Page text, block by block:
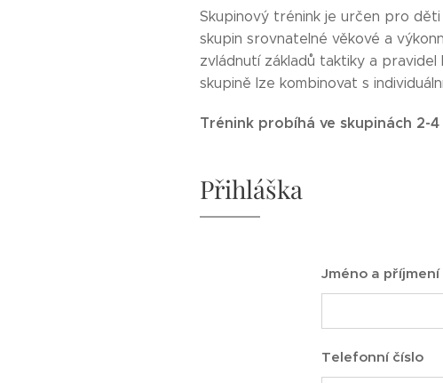
Skupinový trénink je určen pro děti
skupin srovnatelné věkové a
zvládnutí základů taktiky a
skupině lze kombinovat s
Trénink probíhá ve skupinách 2-
Přihláška
Jméno a
Telefonní číslo